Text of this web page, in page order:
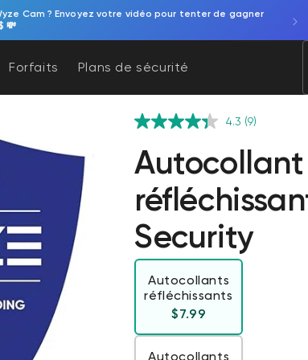
Cam ? Envoyez votre vidéo pour tenter de gagner
💸
Forfaits Plans de sécurité
4.3 (9)
Autocollant
Security
Autocollants
réfléchissants
Prix ​​régulier
$7.99
Autocollants